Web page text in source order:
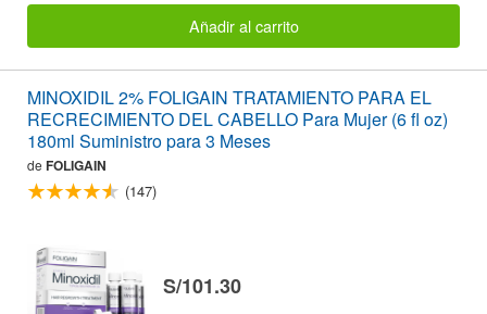
Añadir al carrito
MINOXIDIL 2% FOLIGAIN TRATAMIENTO PARA EL
RECRECIMIENTO DEL CABELLO Para Mujer (6 fl oz)
180ml Suministro para 3 Meses
de FOLIGAIN
(147)
S/101.30